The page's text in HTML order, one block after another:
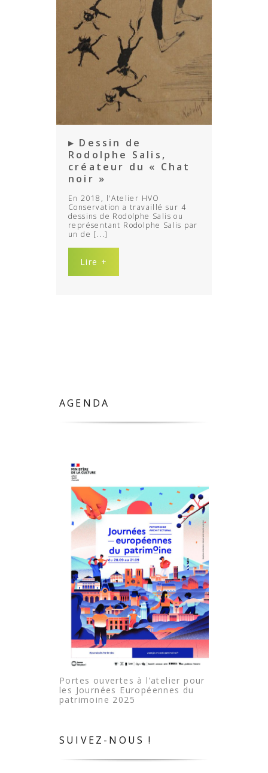
▸ Dessin de
Rodolphe Salis,
créateur du « Chat
noir »
En 2018, l'Atelier HVO
Conservation a travaillé sur 4
dessins de Rodolphe Salis ou
représentant Rodolphe Salis par
un de [...]
Lire +
AGENDA
Portes ouvertes à l’atelier pour
les Journées Européennes du
patrimoine 2025
SUIVEZ-NOUS !